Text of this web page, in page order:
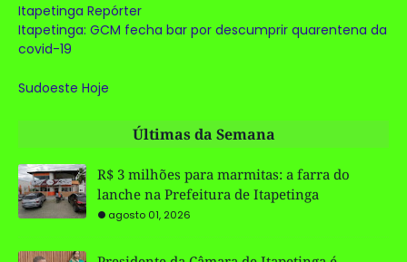
Itapetinga Repórter
Itapetinga: GCM fecha bar por descumprir quarentena da
covid-19
Sudoeste Hoje
Últimas da Semana
R$ 3 milhões para marmitas: a farra do
lanche na Prefeitura de Itapetinga
agosto 01, 2026